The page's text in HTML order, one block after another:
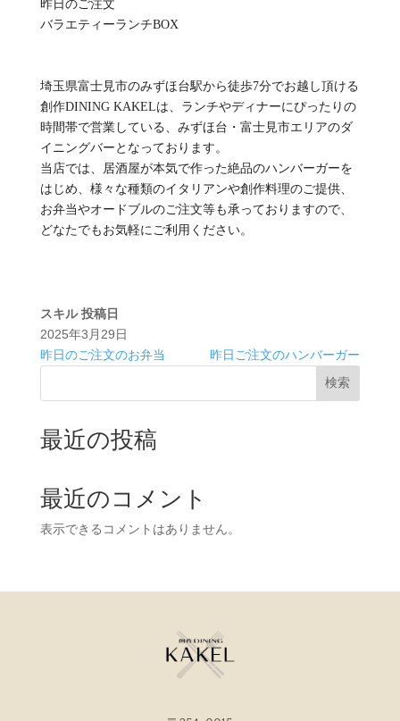
昨日のご注文
バラエティーランチBOX
埼玉県富士見市のみずほ台駅から徒歩7分でお越し頂ける
創作DINING KAKELは、ランチやディナーにぴったりの
時間帯で営業している、みずほ台・富士見市エリアのダ
イニングバーとなっております。
当店では、居酒屋が本気で作った絶品のハンバーガーを
はじめ、様々な種類のイタリアンや創作料理のご提供、
お弁当やオードブルのご注文等も承っておりますので、
どなたでもお気軽にご利用ください。
スキル 投稿日
2025年3月29日
昨日のご注文のお弁当
昨日ご注文のハンバーガー
検索
最近の投稿
最近のコメント
表示できるコメントはありません。